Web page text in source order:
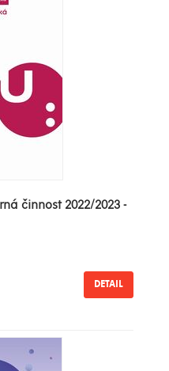
činnost 2022/2023 -
DETAIL